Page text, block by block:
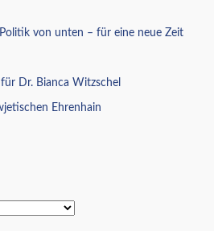
von unten – für eine neue Zeit
Dr. Bianca Witzschel
Ehrenhain